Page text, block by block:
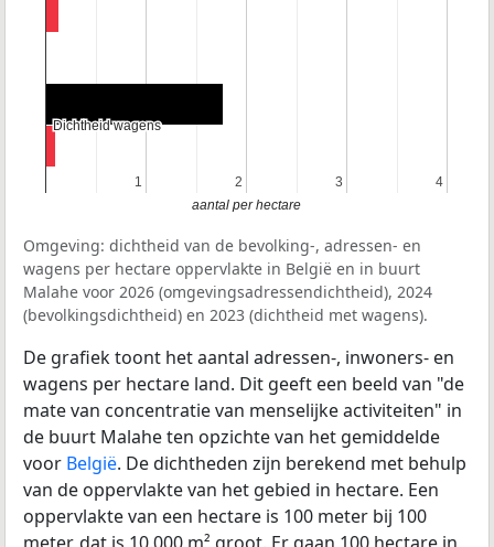
1
1 2
2 3
3 4
4
Dichtheid wagens
Dichtheid wagens
aantal per hectare
Omgeving: dichtheid van de bevolking-, adressen- en
wagens per hectare oppervlakte in België en in buurt
Malahe voor 2026 (omgevingsadressendichtheid), 2024
(bevolkingsdichtheid) en 2023 (dichtheid met wagens).
De grafiek toont het aantal adressen-, inwoners- en
wagens per hectare land. Dit geeft een beeld van "de
mate van concentratie van menselijke activiteiten" in
de buurt Malahe ten opzichte van het gemiddelde
voor België. De dichtheden zijn berekend met behulp
van de oppervlakte van het gebied in hectare. Een
oppervlakte van een hectare is 100 meter bij 100